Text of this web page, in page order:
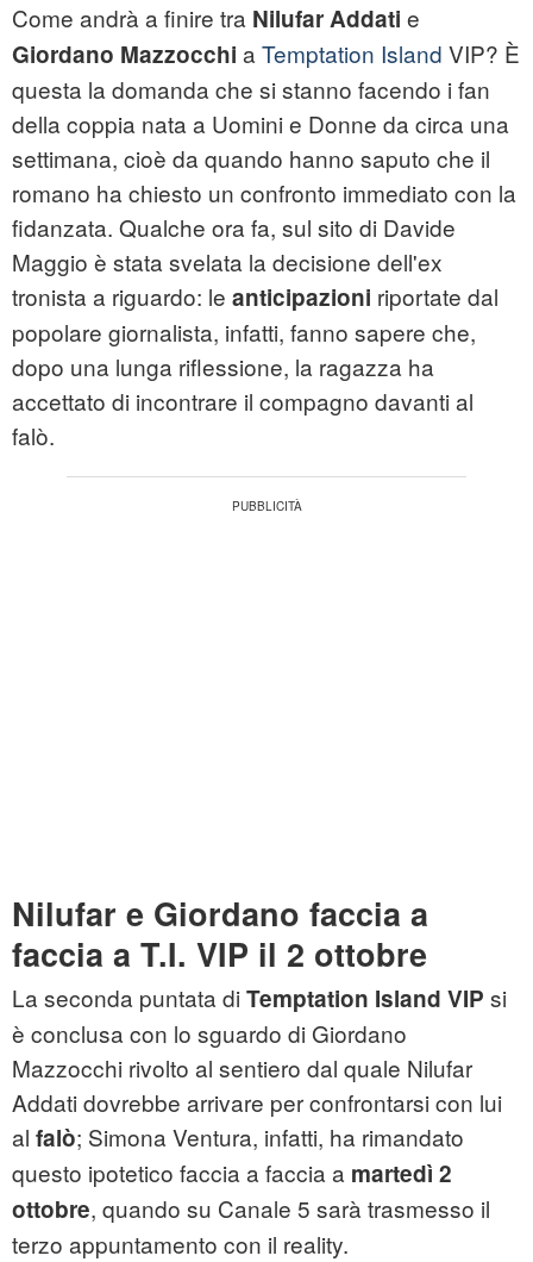
Come andrà a finire tra Nilufar Addati e
Giordano Mazzocchi a Temptation Island VIP? È
questa la domanda che si stanno facendo i fan
della coppia nata a Uomini e Donne da circa una
settimana, cioè da quando hanno saputo che il
romano ha chiesto un confronto immediato con la
fidanzata. Qualche ora fa, sul sito di Davide
Maggio è stata svelata la decisione dell'ex
tronista a riguardo: le anticipazioni riportate dal
popolare giornalista, infatti, fanno sapere che,
dopo una lunga riflessione, la ragazza ha
accettato di incontrare il compagno davanti al
falò.
Nilufar e Giordano faccia a
faccia a T.I. VIP il 2 ottobre
La seconda puntata di Temptation Island VIP si
è conclusa con lo sguardo di Giordano
Mazzocchi rivolto al sentiero dal quale Nilufar
Addati dovrebbe arrivare per confrontarsi con lui
al falò; Simona Ventura, infatti, ha rimandato
questo ipotetico faccia a faccia a martedì 2
ottobre, quando su Canale 5 sarà trasmesso il
terzo appuntamento con il reality.